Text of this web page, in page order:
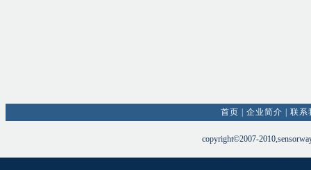
首页 企业简介 联系
copyright©2007-